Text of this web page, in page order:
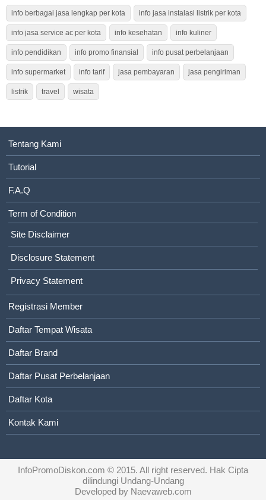
info berbagai jasa lengkap per kota info jasa instalasi listrik per kota
info jasa service ac per kota info kesehatan info kuliner
info pendidikan info promo finansial info pusat perbelanjaan
info supermarket info tarif jasa pembayaran jasa pengiriman
listrik travel wisata
Tentang Kami
Tutorial
F.A.Q
Term of Condition
Site Disclaimer
Disclosure Statement
Privacy Statement
Registrasi Member
Daftar Tempat Wisata
Daftar Brand
Daftar Pusat Perbelanjaan
Daftar Kota
Kontak Kami
InfoPromoDiskon.com © 2015. All right reserved. Hak Cipta
dilindungi Undang-Undang
Developed by Naevaweb.com